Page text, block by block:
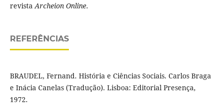
revistaArcheion Online.
REFERÊNCIAS
BRAUDEL, Fernand. História e Ciências Sociais. Carlos Braga
e Inácia Canelas (Tradução). Lisboa: Editorial Presença,
1972.